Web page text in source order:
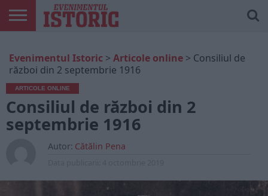
ONLINE
EDIȚII
TIPĂRITE
ISTORIC
PLAY
CONTUL
MEU
Evenimentul Istoric > Articole online > Consiliul de
război din 2 septembrie 1916
ARTICOLE ONLINE
Consiliul de război din 2
septembrie 1916
Autor: Cătălin Pena